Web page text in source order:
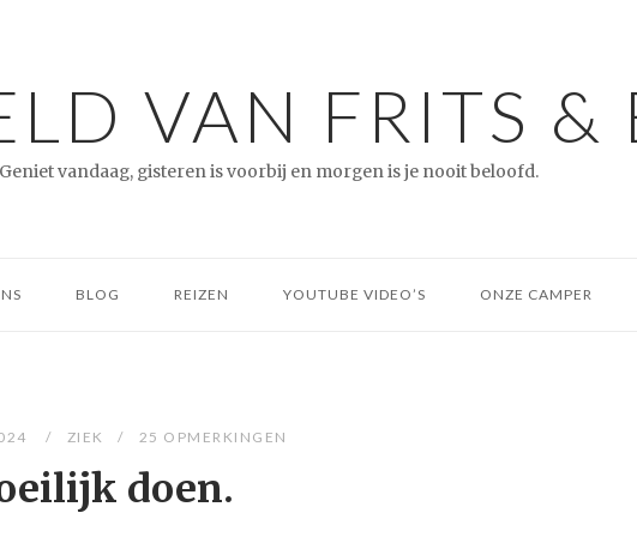
VAN FRITS &
Geniet vandaag, gisteren is voorbij en morgen is je nooit beloofd.
BLOG REIZEN YOUTUBE VIDEO’S ONZE CAMPER
ZIEK 25 OPMERKINGEN
doen.